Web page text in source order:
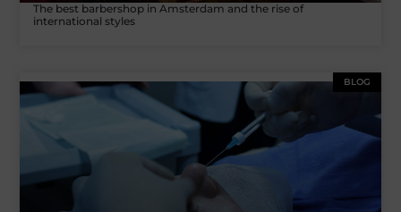
The best barbershop in Amsterdam and the rise of
international styles
BLOG